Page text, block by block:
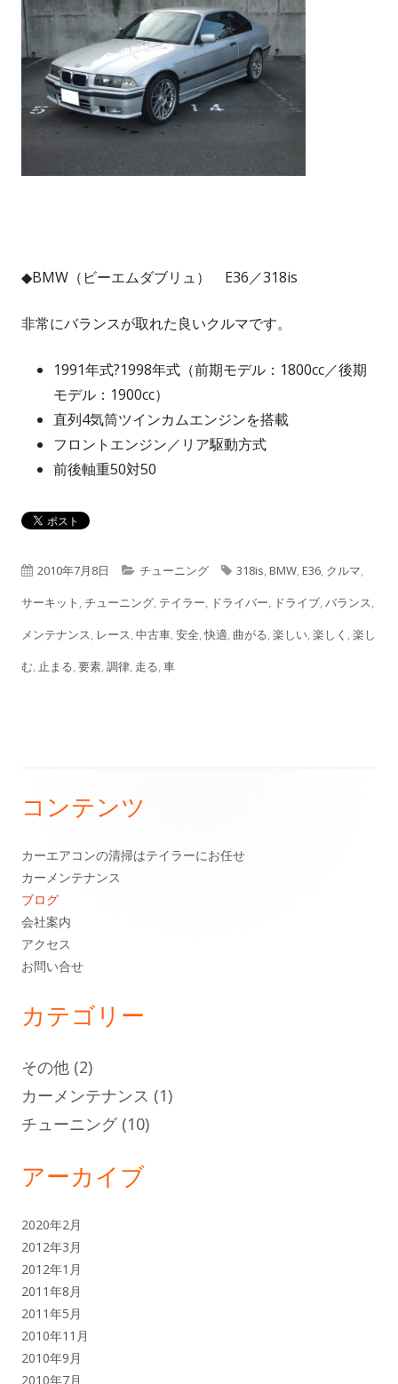
◆BMW（ビーエムダブリュ） E36／318is
非常にバランスが取れた良いクルマです。
1991年式?1998年式（前期モデル：1800cc／後期
モデル：1900cc）
直列4気筒ツインカムエンジンを搭載
フロントエンジン／リア駆動方式
前後軸重50対50
公
開
日
2010年7月8日
カ
テ
ゴ
リ
チューニング
タ
グ
318is,BMW,E36, クルマ,
サーキット ,チューニング, テイラー, ドライバー, ドライブ,バランス,
メンテナンス, レース,中古車,安全,快適, 曲がる,楽しい,楽しく ,楽し
む, 止まる,要素,調律, 走る,車
メ
イ
ン
サ
イ
バ
ー
コンテンツ
カーエアコンの清掃はテイラーにお任せ
カーメンテナンス
ブログ
会社案内
アクセス
お問い合せ
カテゴリー
その他 (2)
カーメンテナンス (1)
チューニング(10)
アーカイブ
2020年2月
2012年3月
2012年1月
2011年8月
2011年5月
2010年11月
2010年9月
2010年7月